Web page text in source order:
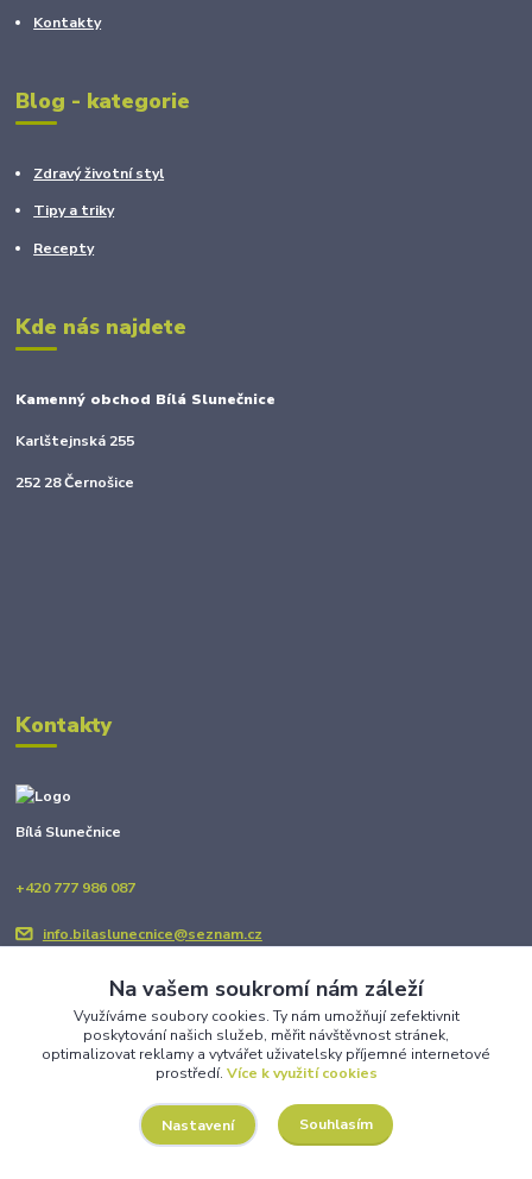
Kontakty
Blog - kategorie
Zdravý životní styl
Tipy a triky
Recepty
Kde nás najdete
Kamenný obchod Bílá Slunečnice
Karlštejnská 255
252 28 Černošice
Kontakty
Bílá Slunečnice
+420 777 986 087
info.bilaslunecnice@seznam.cz
Upravit sběr cookies.
Na vašem soukromí nám záleží
Využíváme soubory cookies. Ty nám umožňují zefektivnit
poskytování našich služeb, měřit návštěvnost stránek,
optimalizovat reklamy a vytvářet uživatelsky příjemné internetové
prostředí. Více k využití cookies
Nastavení Souhlasím